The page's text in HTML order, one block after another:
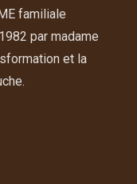
familiale
par madame
et la